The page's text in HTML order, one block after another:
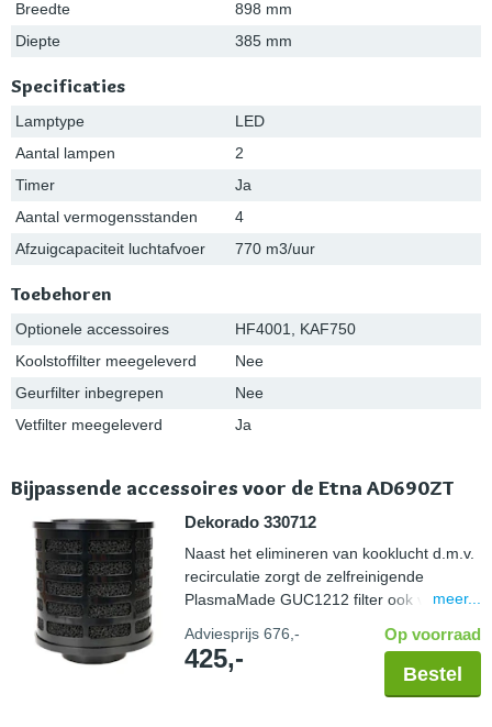
Breedte
898 mm
Diepte
385 mm
Specificaties
Lamptype
LED
Aantal lampen
2
Timer
Ja
Aantal vermogensstanden
4
Afzuigcapaciteit luchtafvoer
770 m3/uur
Toebehoren
Optionele accessoires
HF4001, KAF750
Koolstoffilter meegeleverd
Nee
Geurfilter inbegrepen
Nee
Vetfilter meegeleverd
Ja
Bijpassende accessoires voor de Etna AD690ZT
Dekorado 330712
Naast het elimineren van kooklucht d.m.v.
recirculatie zorgt de zelfreinigende
PlasmaMade GUC1212 filter ook voor een
pollen en bacteriën. Controleer altijd de
maatvoering van uw schacht in combinatie
met een PlasmaMade filter. Let hierbij op
meer...
Adviesprijs 676,-
425,-
Op voorraad
Bestel